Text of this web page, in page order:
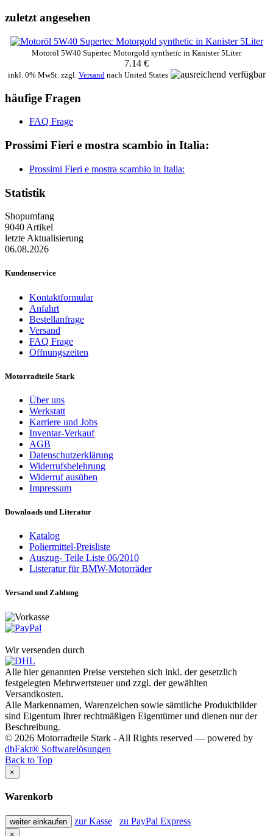
zuletzt angesehen
Motoröl 5W40 Supertec Motorgold synthetic in Kanister 5Liter
7.14 €
inkl. 0% MwSt. zzgl. Versand nach United States
häufige Fragen
FAQ Frage
Prossimi Fieri e mostra scambio in Italia:
Prossimi Fieri e mostra scambio in Italia:
Statistik
Shopumfang
9040 Artikel
letzte Aktualisierung
06.08.2026
Kundenservice
Kontaktformular
Anfahrt
Bestellanfrage
Versand
FAQ Frage
Öffnungszeiten
Motorradteile Stark
Über uns
Werkstatt
Karriere und Jobs
Inventar-Verkauf
AGB
Datenschutzerklärung
Widerrufsbelehrung
Widerruf ausüben
Impressum
Downloads und Literatur
Katalog
Poliermittel-Preisliste
Auszug- Teile Liste 06/2010
Listeratur für BMW-Motorräder
Versand und Zahlung
Wir versenden durch
Alle hier genannten Preise verstehen sich inkl. der gesetzlich
festgelegten Mehrwertsteuer und zzgl. der gewählten
Versandkosten.
Alle Markennamen, Warenzeichen sowie sämtliche Produktbilder
sind Eigentum Ihrer rechtmäßigen Eigentümer und dienen nur der
Beschreibung.
© 2026 Motorradteile Stark - All Rights reserved — powered by
dbFakt® Softwarelösungen
Back to Top
×
Warenkorb
weiter einkaufen zur Kasse zu PayPal Express